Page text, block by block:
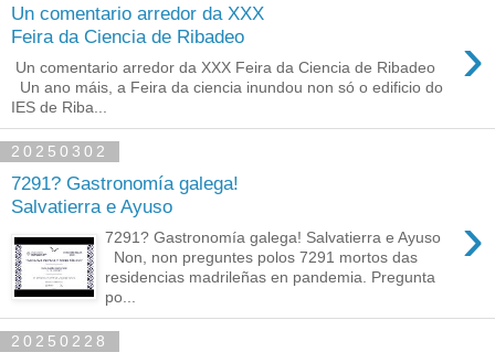
Un comentario arredor da XXX
Feira da Ciencia de Ribadeo
›
Un comentario arredor da XXX Feira da Ciencia de Ribadeo
Un ano máis, a Feira da ciencia inundou non só o edificio do
IES de Riba...
20250302
7291? Gastronomía galega!
Salvatierra e Ayuso
›
7291? Gastronomía galega! Salvatierra e Ayuso
Non, non preguntes polos 7291 mortos das
residencias madrileñas en pandemia. Pregunta
po...
20250228